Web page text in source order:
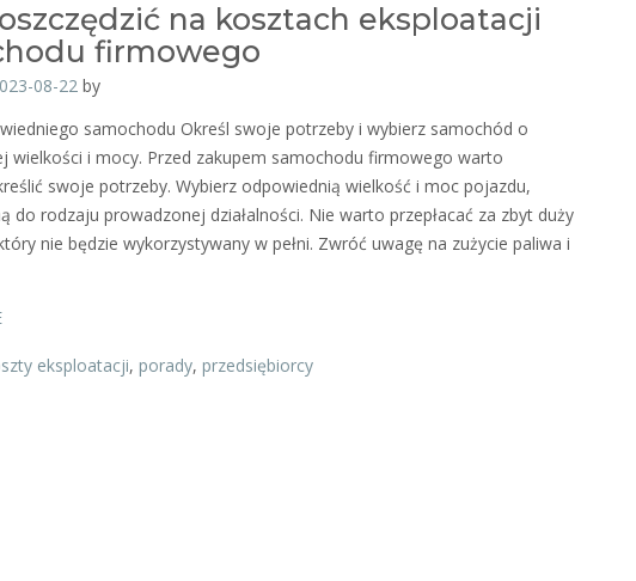
na kosztach eksploatacji
firmowego
08-22by
samochodu Określ swoje potrzeby i wybierz samochód o
wielkości i mocy. Przed zakupem samochodu firmowego warto
swoje potrzeby. Wybierz odpowiednią wielkość i moc pojazdu,
do rodzaju prowadzonej działalności. Nie warto przepłacać za zbyt duży
nie będzie wykorzystywany w pełni. Zwróć uwagę na zużycie paliwa i
eksploatacji, porady, przedsiębiorcy